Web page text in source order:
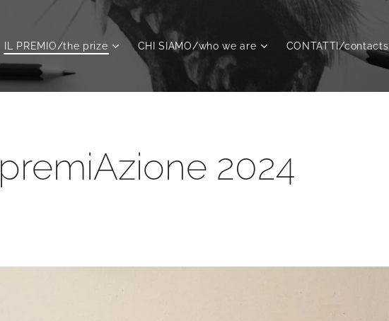
IL PREMIO/the prize CHI SIAMO/who we are CONTATTI/contacts
premiAzione 2024